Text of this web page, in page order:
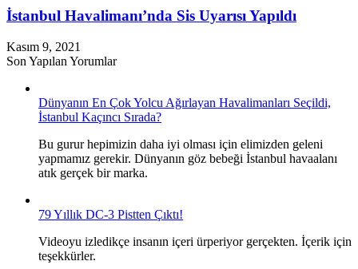
İstanbul Havalimanı’nda Sis Uyarısı Yapıldı
Kasım 9, 2021
Son Yapılan Yorumlar
Dünyanın En Çok Yolcu Ağırlayan Havalimanları Seçildi,
İstanbul Kaçıncı Sırada?
Bu gurur hepimizin daha iyi olması için elimizden geleni
yapmamız gerekir. Dünyanın göz bebeği İstanbul havaalanı
atık gerçek bir marka.
79 Yıllık DC-3 Pistten Çıktı!
Videoyu izledikçe insanın içeri ürperiyor gerçekten. İçerik için
teşekkürler.